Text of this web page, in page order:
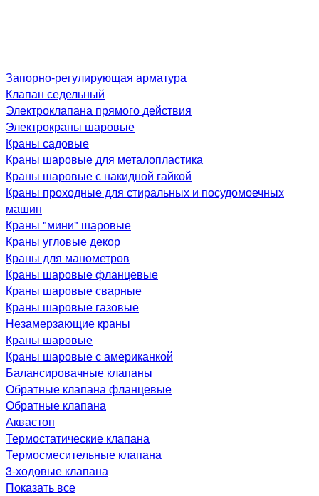
Запорно-регулирующая арматура
Клапан седельный
Электроклапана прямого действия
Электрокраны шаровые
Краны садовые
Краны шаровые для металопластика
Краны шаровые с накидной гайкой
Краны проходные для стиральных и посудомоечных
машин
Краны "мини" шаровые
Краны угловые декор
Краны для манометров
Краны шаровые фланцевые
Краны шаровые сварные
Краны шаровые газовые
Незамерзающие краны
Краны шаровые
Краны шаровые с американкой
Балансировачные клапаны
Обратные клапана фланцевые
Обратные клапана
Аквастоп
Термостатические клапана
Термосмесительные клапана
3-ходовые клапана
Показать все